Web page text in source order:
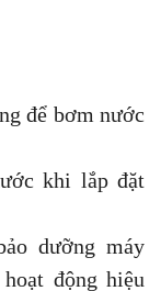
để bơm nước
khi lắp đặt
dưỡng máy
động hiệu